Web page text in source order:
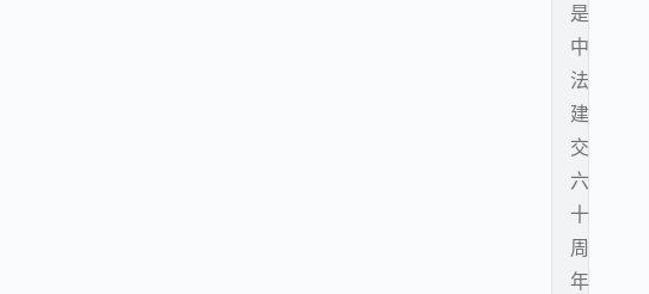
是
中
法
建
交
六
十
周
年